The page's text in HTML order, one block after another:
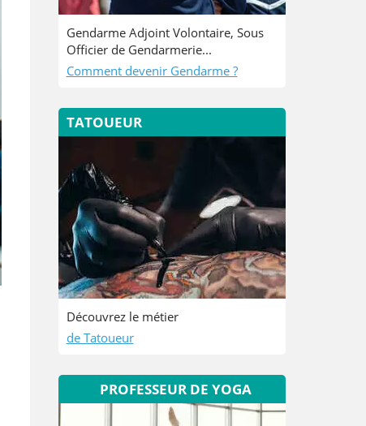
Gendarme Adjoint Volontaire, Sous
Officier de Gendarmerie...
Comment devenir Gendarme ?
TATOUEUR
Découvrez le métier
de Tatoueur
PROFESSEUR DE YOGA